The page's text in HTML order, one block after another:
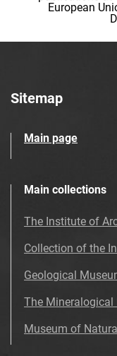
European
Sitemap
Main page
Main collections
The Institute of
Collection of the
Geological
The Mineralogical
Museum of